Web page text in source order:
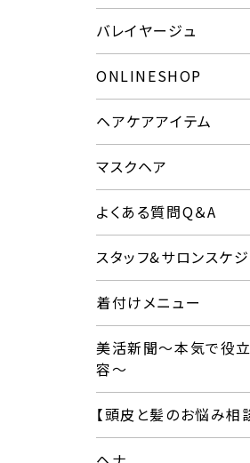
バレイヤージュ
ONLINESHOP
ヘアケアアイテム
マスクヘア
よくある質問Q＆A
スタッフ&サロンスケ
着付けメニュー
美活新聞〜本気で役
容〜
【頭皮と髪のお悩み相